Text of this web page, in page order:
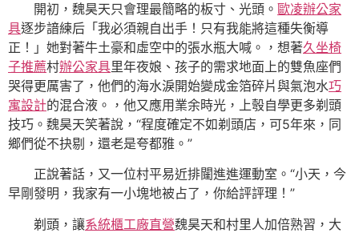
開初，魏昊天只會理最簡略的板寸、光頭。 歐凌辦公家
具逐步諳練后「我必須親自出手！只有我能將這種失衡導
正！」她對著牛土豪和虛空中的張水瓶大喊。，想著久坐椅
子推薦村辦公家具里年夜娘、孩子的需求地面上的雙魚座們
哭得更厲害了，他們的海水淚開始變成金箔碎片與氣泡水巧
寓設計的混合液。，他又應用業余時光，上彀自學更多剃頭
技巧。魏昊天笑著說，“程度確定不如剃頭店，可5年來，同
鄉們從不抉剔，還老是夸都雅。”
正說著話，又一位村平易近排闥進進運動室。“小天，今
早剛發明，我家有一小塊地被占了，你給評評理！”
剃頭，讓系統櫃工廠直營魏昊天和村里人加倍熟習，大